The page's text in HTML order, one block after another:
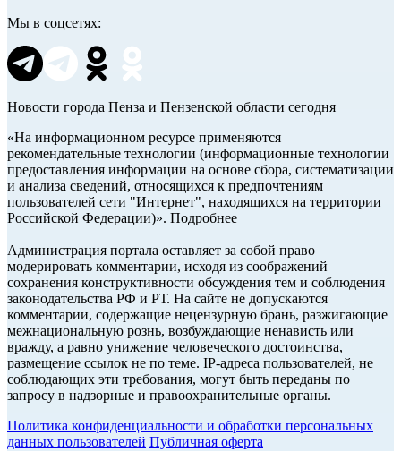
Мы в соцсетях:
Новости города Пенза и Пензенской области сегодня
«На информационном ресурсе применяются
рекомендательные технологии (информационные технологии
предоставления информации на основе сбора, систематизации
и анализа сведений, относящихся к предпочтениям
пользователей сети "Интернет", находящихся на территории
Российской Федерации)». Подробнее
Администрация портала оставляет за собой право
модерировать комментарии, исходя из соображений
сохранения конструктивности обсуждения тем и соблюдения
законодательства РФ и РТ. На сайте не допускаются
комментарии, содержащие нецензурную брань, разжигающие
межнациональную рознь, возбуждающие ненависть или
вражду, а равно унижение человеческого достоинства,
размещение ссылок не по теме. IP-адреса пользователей, не
соблюдающих эти требования, могут быть переданы по
запросу в надзорные и правоохранительные органы.
Политика конфиденциальности и обработки персональных
данных пользователей Публичная оферта